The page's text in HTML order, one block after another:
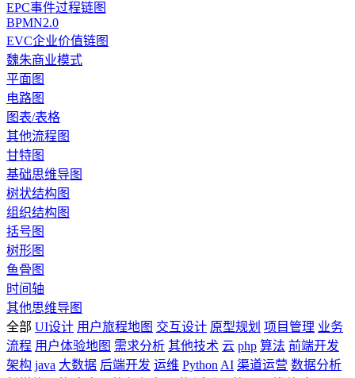
EPC事件过程链图
BPMN2.0
EVC企业价值链图
魏朱商业模式
平面图
电路图
图表/表格
其他流程图
甘特图
基础思维导图
树状结构图
组织结构图
括号图
树形图
鱼骨图
时间轴
其他思维导图
全部 UI设计 用户旅程地图 交互设计 原型规划 项目管理 业务
流程 用户体验地图 需求分析 其他技术 云 php 算法 前端开发
架构 java 大数据 后端开发 运维 Python AI 渠道运营 数据分析